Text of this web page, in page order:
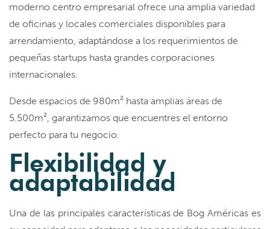
moderno centro empresarial ofrece una amplia variedad
de oficinas y locales comerciales disponibles para
arrendamiento, adaptándose a los requerimientos de
pequeñas startups hasta grandes corporaciones
internacionales.
Desde espacios de 980m² hasta amplias áreas de
5.500m², garantizamos que encuentres el entorno
perfecto para tu negocio.
Flexibilidad y
adaptabilidad
Una de las principales características de Bog Américas es